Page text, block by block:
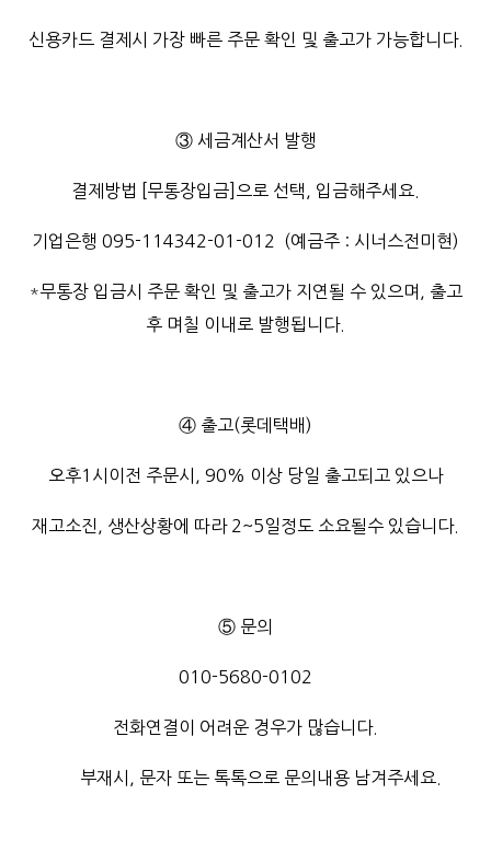
신용카드 결제시 가장 빠른 주문 확인 및 출고가 가능합니다.
③ 세금계산서 발행
결제방법 [무통장입금]으로 선택, 입금해주세요.
기업은행 095-114342-01-012 (예금주 : 시너스전미현)
*무통장 입금시 주문 확인 및 출고가 지연될 수 있으며, 출고
후 며칠 이내로 발행됩니다.
④ 출고(롯데택배)
오후1시이전 주문시, 90% 이상 당일 출고되고 있으나
재고소진, 생산상황에 따라 2~5일정도 소요될수 있습니다.
⑤ 문의
010-5680-0102
전화연결이 어려운 경우가 많습니다.
부재시, 문자 또는 톡톡으로 문의내용 남겨주세요.